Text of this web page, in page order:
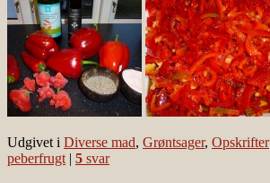
Udgivet i Diverse mad, Grøntsager, Opskrifter
peberfrugt | 5 svar